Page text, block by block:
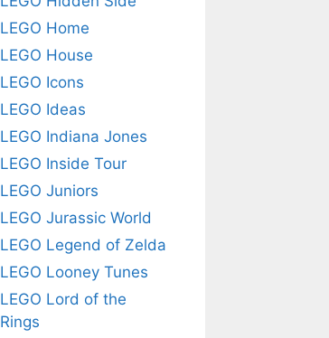
LEGO Home
LEGO House
LEGO Icons
LEGO Ideas
LEGO Indiana Jones
LEGO Inside Tour
LEGO Juniors
LEGO Jurassic World
LEGO Legend of Zelda
LEGO Looney Tunes
LEGO Lord of the
Rings